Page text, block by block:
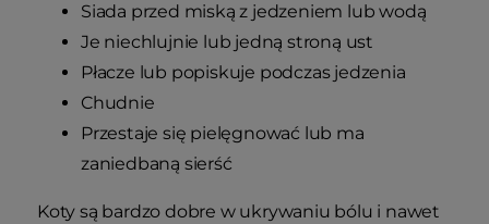
Siada przed miską z jedzeniem lub wodą
Je niechlujnie lub jedną stroną ust
Płacze lub popiskuje podczas jedzenia
Chudnie
Przestaje się pielęgnować lub ma
zaniedbaną sierść
Koty są bardzo dobre w ukrywaniu bólu i nawet